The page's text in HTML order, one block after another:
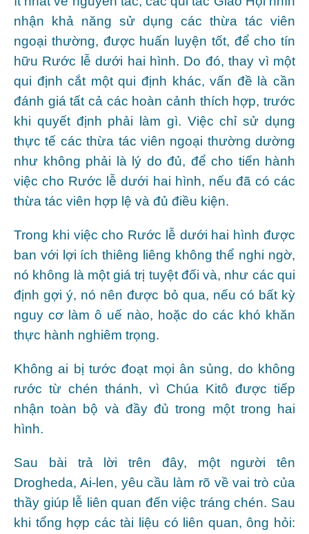
nhận khả năng sử dụng các thừa tác viên
ngoại thường, được huấn luyện tốt, để cho tín
hữu Rước lễ dưới hai hình. Do đó, thay vì một
qui định cắt một qui định khác, vấn đề là cần
đánh giá tất cả các hoàn cảnh thích hợp, trước
khi quyết định phải làm gì. Việc chỉ sử dụng
thực tế các thừa tác viên ngoại thường dường
như không phải là lý do đủ, để cho tiến hành
việc cho Rước lễ dưới hai hình, nếu đã có các
thừa tác viên hợp lệ và đủ điều kiện.
Trong khi việc cho Rước lễ dưới hai hình được
ban với lợi ích thiêng liêng không thể nghi ngờ,
nó không là một giá trị tuyệt đối và, như các qui
định gợi ý, nó nên được bỏ qua, nếu có bất kỳ
nguy cơ làm ô uế nào, hoặc do các khó khăn
thực hành nghiêm trọng.
Không ai bị tước đoạt mọi ân sủng, do không
rước từ chén thánh, vì Chúa Kitô được tiếp
nhận toàn bộ và đầy đủ trong một trong hai
hình.
Sau bài trả lời trên đây, một người tên
Drogheda, Ai-len, yêu cầu làm rõ về vai trò của
thầy giúp lễ liên quan đến việc tráng chén. Sau
khi tổng hợp các tài liệu có liên quan, ông hỏi: